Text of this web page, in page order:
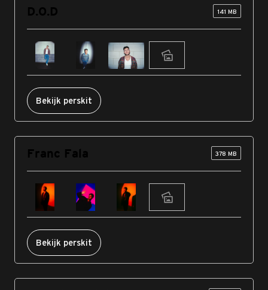
D.O.D 141 MB
Bekijk perskit
Franc Fala 378 MB
Bekijk perskit